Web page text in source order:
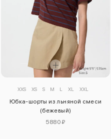
XXS XS S M L XL XXL
Юбка-шорты из льняной смеси
(бежевый)
5880 ₽